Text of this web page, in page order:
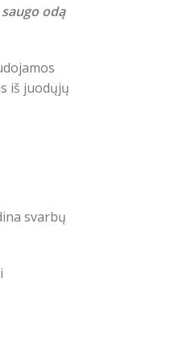
odą
iš juodųjų
svarbų